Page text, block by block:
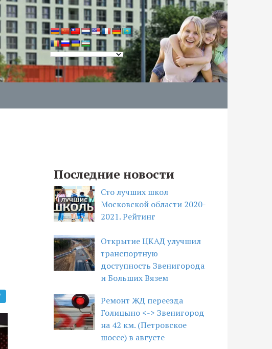
Последние новости
Сто лучших школ
Московской области 2020-
2021. Рейтинг
Открытие ЦКАД улучшил
транспортную
доступность Звенигорода
и Больших Вязем
Ремонт ЖД переезда
Голицыно <-> Звенигород
на 42 км. (Петровское
шоссе) в августе